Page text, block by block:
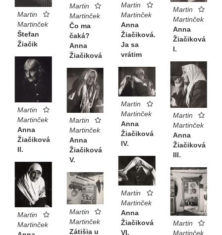
Martin
Martinček
Štefan
Žiačik
Martin
Martinček
Čo ma
čaká?
Anna
Žiačiková
Martin
Martinček
Anna
Žiačiková.
Ja sa
vrátim
Martin
Martinček
Anna
Žiačiková
I.
Martin
Martinček
Anna
Žiačiková
II.
Martin
Martinček
Anna
Žiačiková
III.
Martin
Martinček
Anna
Žiačiková
IV.
Martin
Martinček
Anna
Žiačiková
V.
Martin
Martinček
Anna
Žiačiková
VI.
Martin
Martinček
Martin
Martinček
Martin
Martinček
Zátišia u